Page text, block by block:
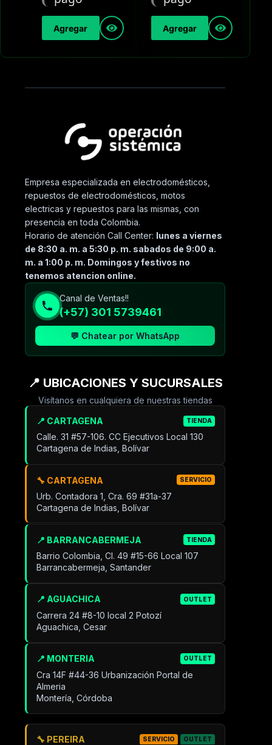
Agregar Agregar
Empresa especializada en electrodomésticos,
repuestos de electrodomésticos, motos
electricas y repuestos para las mismas, con
presencia en toda Colombia.
Horario de atención Call Center: lunes a viernes
de 8:30 a. m. a 5:30 p. m. sabados de 9:00 a.
m. a 1:00 p. m. Domingos y festivos no
tenemos atencion online.
Canal de Ventas!!
(+57) 301 5739461
💬 Chatear por WhatsApp
📍 UBICACIONES Y SUCURSALES
Visítanos en cualquiera de nuestras tiendas
📍 CARTAGENA TIENDA
Calle. 31 #57-106. CC Ejecutivos Local 130
Cartagena de Indias, Bolívar
🔧 CARTAGENA SERVICIO
Urb. Contadora 1, Cra. 69 #31a-37
Cartagena de Indias, Bolívar
📍 BARRANCABERMEJA TIENDA
Barrio Colombia, Cl. 49 #15-66 Local 107
Barrancabermeja, Santander
📍 AGUACHICA OUTLET
Carrera 24 #8-10 local 2 Potozí
Aguachica, Cesar
📍 MONTERIA OUTLET
Cra 14F #44-36 Urbanización Portal de
Almeria
Montería, Córdoba
🔧 PEREIRA SERVICIO OUTLET